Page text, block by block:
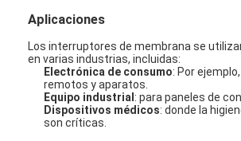
Aplicaciones
Los interruptores de membrana se
en varias industrias, incluidas:
Electrónica de consumo: Por
remotos y aparatos.
Equipo industrial : para paneles de
Dispositivos médicos: donde la
son críticas.